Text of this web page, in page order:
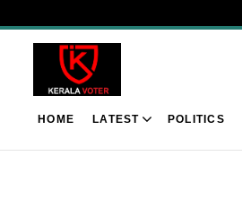
HOME LATEST POLITICS